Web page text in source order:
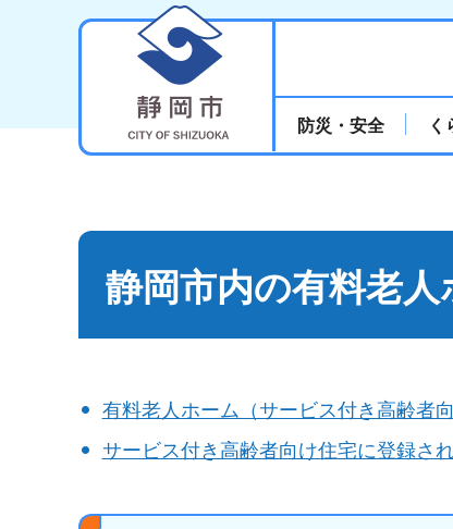
防災・安全 く
静岡市内の有料老人
有料老人ホーム（サービス付き高齢者
サービス付き高齢者向け住宅に登録さ